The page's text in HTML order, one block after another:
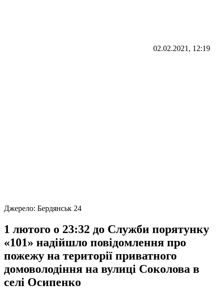
02.02.2021, 12:19
Джерело: Бердянськ 24
1 лютого о 23:32 до Служби порятунку
«101» надійшло повідомлення про
пожежу на території приватного
домоволодіння на вулиці Соколова в
селі Осипенко